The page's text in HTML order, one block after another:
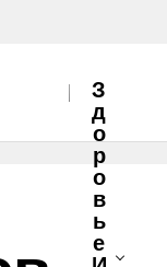
З
Д
О
Р
О
В
Ь
Е